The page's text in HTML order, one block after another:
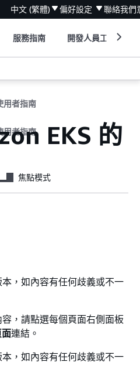
中文 (繁體) 偏好設定 聯絡我們
服務指南 開發人員工具
用者指南
用者指南
EKS 的
焦點模式
，如內容有任何歧義或不一
，請點選每個頁面右側面板
連結。
，如內容有任何歧義或不一